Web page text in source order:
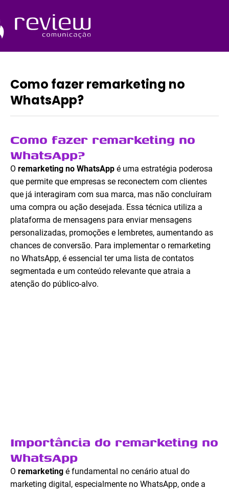
o
conteúdo
Como fazer remarketing no
WhatsApp?
Como fazer remarketing no
WhatsApp?
O remarketing no WhatsApp é uma estratégia poderosa
que permite que empresas se reconectem com clientes
que já interagiram com sua marca, mas não concluíram
uma compra ou ação desejada. Essa técnica utiliza a
plataforma de mensagens para enviar mensagens
personalizadas, promoções e lembretes, aumentando as
chances de conversão. Para implementar o remarketing
no WhatsApp, é essencial ter uma lista de contatos
segmentada e um conteúdo relevante que atraia a
atenção do público-alvo.
Importância do remarketing no
WhatsApp
O remarketing é fundamental no cenário atual do
marketing digital, especialmente no WhatsApp, onde a